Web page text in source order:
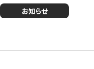
お知らせ